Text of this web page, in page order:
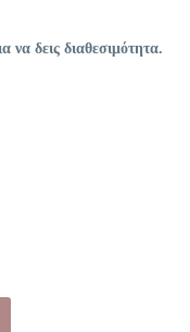
δεις διαθεσιμότητα.